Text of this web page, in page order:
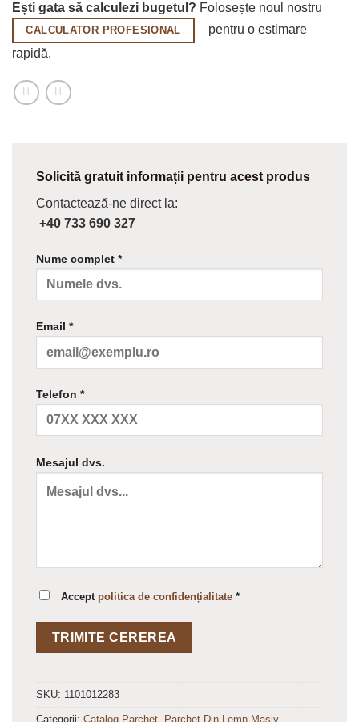
Ești gata să calculezi bugetul? Folosește noul nostru
CALCULATOR PROFESIONAL
pentru o estimare
rapidă.
Solicită gratuit informații pentru acest produs
Contactează-ne direct la:
+40 733 690 327
Nume complet *
Email *
Telefon *
Mesajul dvs.
Accept politica de confidențialitate *
SKU: 1101012283
Categorii: Catalog Parchet Parchet Din Lemn Masiv